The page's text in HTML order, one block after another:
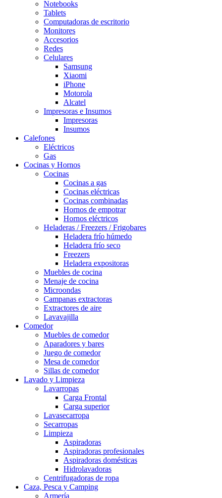
Notebooks
Tablets
Computadoras de escritorio
Monitores
Accesorios
Redes
Celulares
Samsung
Xiaomi
iPhone
Motorola
Alcatel
Impresoras e Insumos
Impresoras
Insumos
Calefones
Eléctricos
Gas
Cocinas y Hornos
Cocinas
Cocinas a gas
Cocinas eléctricas
Cocinas combinadas
Hornos de empotrar
Hornos eléctricos
Heladeras / Freezers / Frigobares
Heladera frío húmedo
Heladera frío seco
Freezers
Heladera expositoras
Muebles de cocina
Menaje de cocina
Microondas
Campanas extractoras
Extractores de aire
Lavavajilla
Comedor
Muebles de comedor
Aparadores y bares
Juego de comedor
Mesa de comedor
Sillas de comedor
Lavado y Limpieza
Lavarropas
Carga Frontal
Carga superior
Lavasecarropa
Secarropas
Limpieza
Aspiradoras
Aspiradoras profesionales
Aspiradoras domésticas
Hidrolavadoras
Centrifugadoras de ropa
Caza, Pesca y Camping
Armería